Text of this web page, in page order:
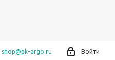
Войти
shop@pk-argo.ru